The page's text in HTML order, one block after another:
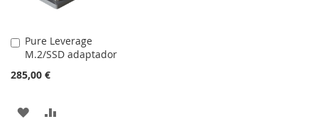
Pure Leverage
M.2/SSD adaptador
285,00 €
Añadir
al
carrito
AÑADIR